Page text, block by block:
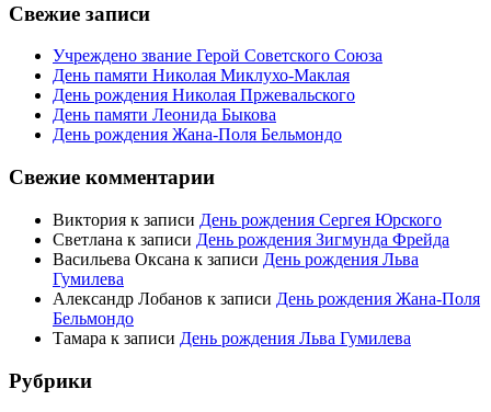
Свежие записи
Учреждено звание Герой Советского Союза
День памяти Николая Миклухо-Маклая
День рождения Николая Пржевальского
День памяти Леонида Быкова
День рождения Жана-Поля Бельмондо
Свежие комментарии
Виктория к записи День рождения Сергея Юрского
Светлана к записи День рождения Зигмунда Фрейда
Васильева Оксана к записи День рождения Льва
Гумилева
Александр Лобанов к записи День рождения Жана-Поля
Бельмондо
Тамара к записи День рождения Льва Гумилева
Рубрики